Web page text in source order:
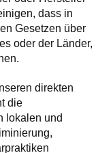
dass in
Gesetzen über
oder der Länder,
direkten
die
lokalen und